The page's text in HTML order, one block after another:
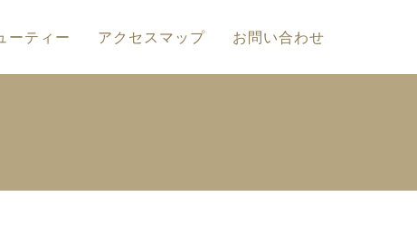
ーティー アクセスマップ お問い合わせ